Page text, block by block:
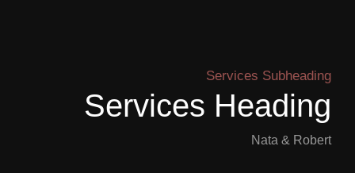
Services Subheading
Services Heading
Nata & Robert